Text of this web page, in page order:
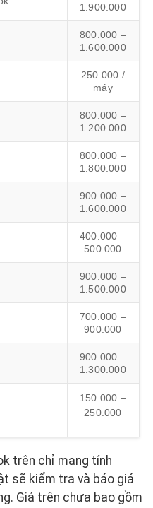
1.900.000
800.000 –
1.600.000
250.000 /
máy
800.000 –
1.200.000
800.000 –
1.800.000
900.000 –
1.600.000
400.000 –
500.000
900.000 –
1.500.000
700.000 –
900.000
900.000 –
1.300.000
150.000 –
250.000
trên chỉ mang tính
sẽ kiểm tra và báo giá
Giá trên chưa bao gồm